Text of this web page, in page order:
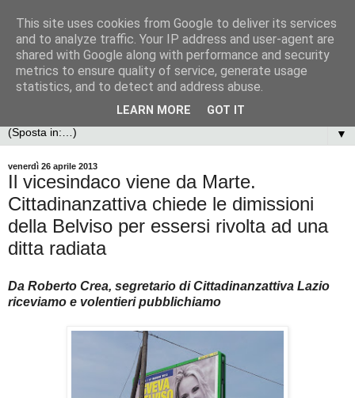
▼
venerdì 26 aprile 2013
Il vicesindaco viene da Marte.
Cittadinanzattiva chiede le dimissioni
della Belviso per essersi rivolta ad una
ditta radiata
Da Roberto Crea, segretario di Cittadinanzattiva Lazio
riceviamo e volentieri pubblichiamo
This site uses cookies from Google to deliver its services
and to analyze traffic. Your IP address and user-agent are
shared with Google along with performance and security
metrics to ensure quality of service, generate usage
statistics, and to detect and address abuse.
LEARN MORE GOT IT